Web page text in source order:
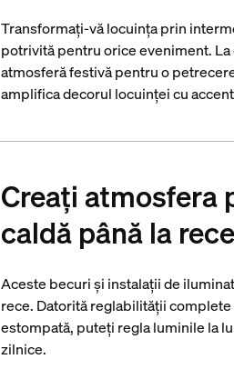
Transformați-vă locuința prin
potrivită pentru orice eveniment.
atmosferă festivă pentru o
amplifica decorul locuinței cu
Creați atmosfera
caldă până la rece
Aceste becuri și instalații de
rece. Datorită reglabilității
estompată, puteți regla luminile la
zilnice.